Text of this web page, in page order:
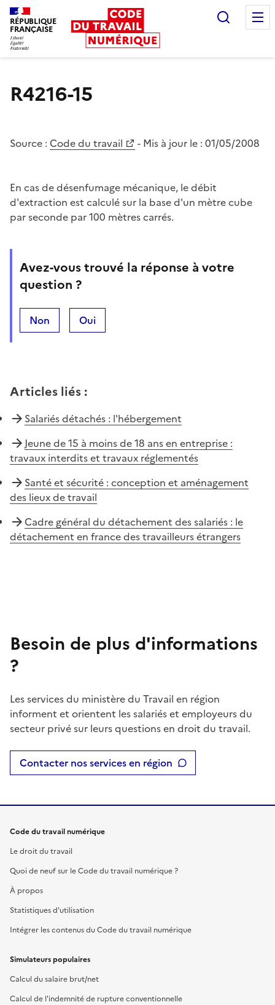
RÉPUBLIQUE
FRANÇAISE
R4216-15
Source : Code du travail - Mis à jour le : 01/05/2008
En cas de désenfumage mécanique, le débit
d'extraction est calculé sur la base d'un mètre cube
par seconde par 100 mètres carrés.
Avez-vous trouvé la réponse à votre
question ?
Non Oui
Articles liés :
Salariés détachés : l'hébergement
Jeune de 15 à moins de 18 ans en entreprise :
travaux interdits et travaux réglementés
Santé et sécurité : conception et aménagement
des lieux de travail
Cadre général du détachement des salariés : le
détachement en france des travailleurs étrangers
Besoin de plus d'informations
?
Les services du ministère du Travail en région
informent et orientent les salariés et employeurs du
secteur privé sur leurs questions en droit du travail.
Contacter nos services en région
Code du travail numérique
Le droit du travail
Quoi de neuf sur le Code du travail numérique ?
À propos
Statistiques d'utilisation
Intégrer les contenus du Code du travail numérique
Simulateurs populaires
Calcul du salaire brut/net
Calcul de l'indemnité de rupture conventionnelle